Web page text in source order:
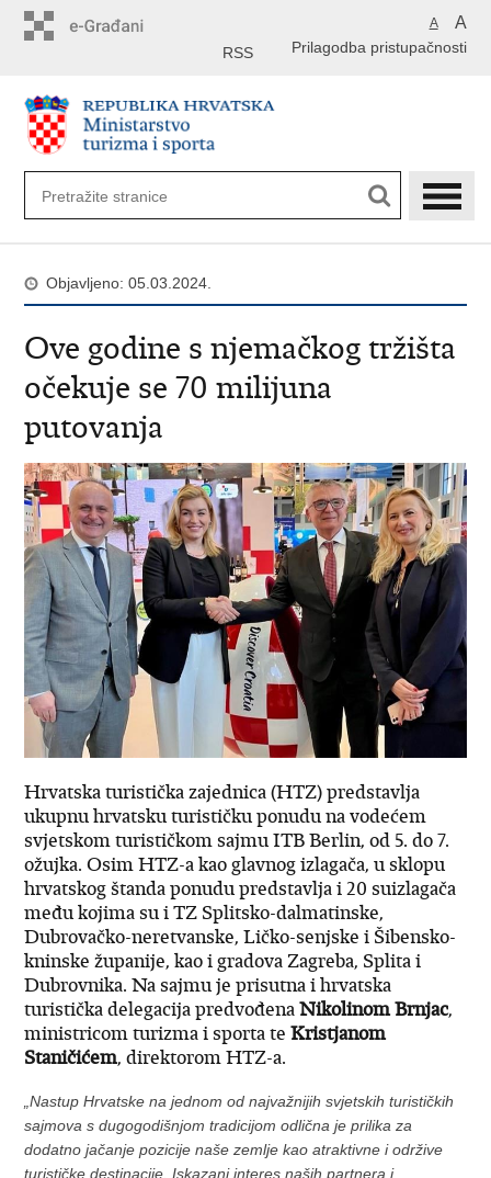
A A
Prilagodba pristupačnosti
RSS
Objavljeno: 05.03.2024.
Ove godine s njemačkog tržišta
očekuje se 70 milijuna
putovanja
Hrvatska turistička zajednica (HTZ) predstavlja
ukupnu hrvatsku turističku ponudu na vodećem
svjetskom turističkom sajmu ITB Berlin, od 5. do 7.
ožujka. Osim HTZ-a kao glavnog izlagača, u sklopu
hrvatskog štanda ponudu predstavlja i 20 suizlagača
među kojima su i TZ Splitsko-dalmatinske,
Dubrovačko-neretvanske, Ličko-senjske i Šibensko-
kninske županije, kao i gradova Zagreba, Splita i
Dubrovnika. Na sajmu je prisutna i hrvatska
turistička delegacija predvođenaNikolinom Brnjac,
ministricom turizma i sporta teKristjanom
Staničićem, direktorom HTZ-a.
„Nastup Hrvatske na jednom od najvažnijih svjetskih turističkih
sajmova s dugogodišnjom tradicijom odlična je prilika za
dodatno jačanje pozicije naše zemlje kao atraktivne i održive
turističke destinacije. Iskazani interes naših partnera i